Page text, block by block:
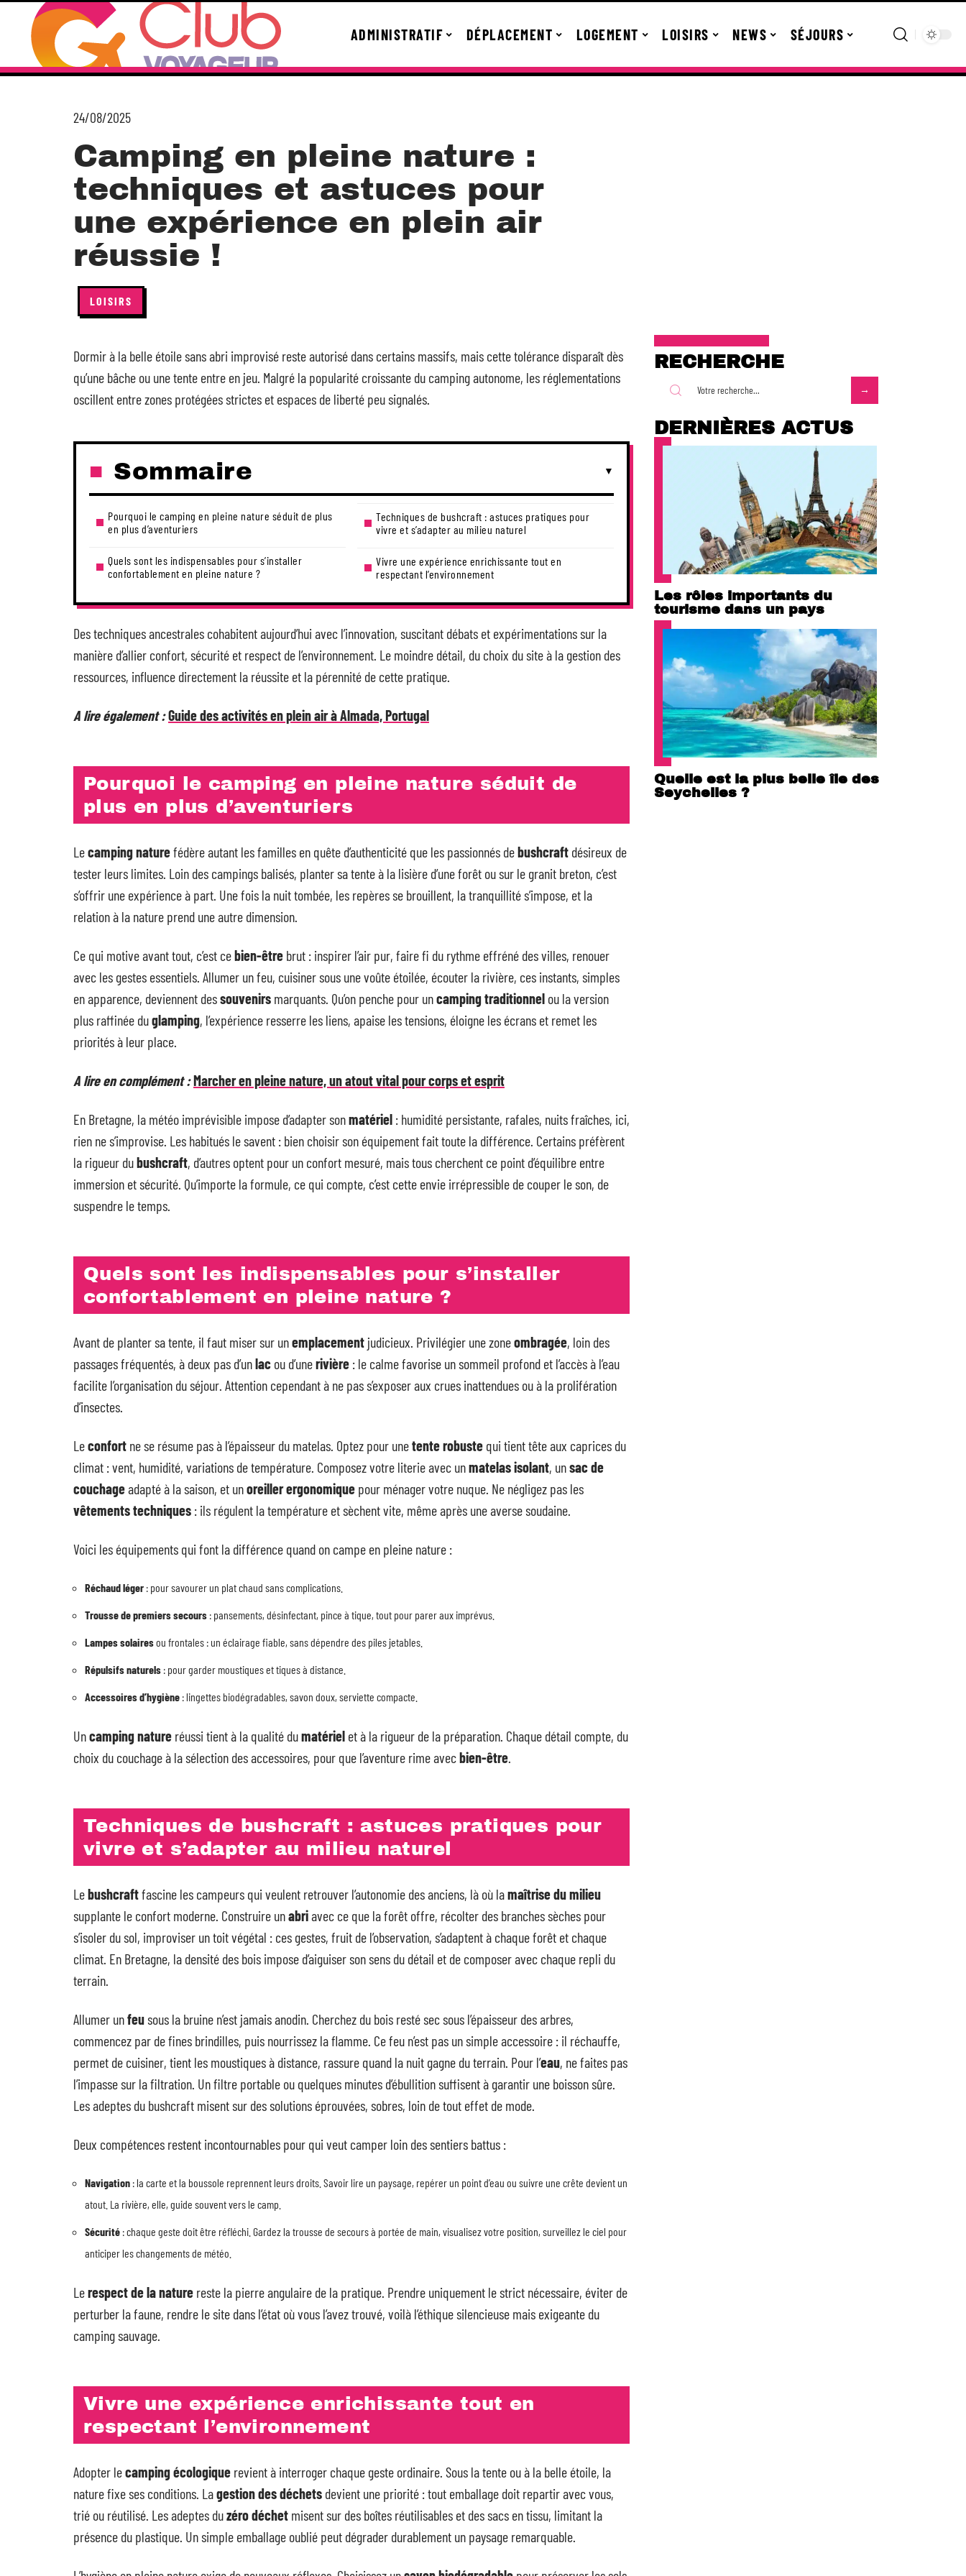
ADMINISTRATIF DÉPLACEMENT LOGEMENT LOISIRS NEWS SÉJOURS
24/08/2025
Camping en pleine nature :
techniques et astuces pour
une expérience en plein air
réussie !
LOISIRS
Dormir à la belle étoile sans abri improvisé reste autorisé dans certains massifs, mais cette tolérance disparaît dès
qu’une bâche ou une tente entre en jeu. Malgré la popularité croissante du camping autonome, les réglementations
oscillent entre zones protégées strictes et espaces de liberté peu signalés.
Sommaire
Pourquoi le camping en pleine nature séduit de plus
en plus d’aventuriers
Quels sont les indispensables pour s’installer
confortablement en pleine nature ?
Techniques de bushcraft : astuces pratiques pour
vivre et s’adapter au milieu naturel
Vivre une expérience enrichissante tout en
respectant l’environnement
Des techniques ancestrales cohabitent aujourd’hui avec l’innovation, suscitant débats et expérimentations sur la
manière d’allier confort, sécurité et respect de l’environnement. Le moindre détail, du choix du site à la gestion des
ressources, influence directement la réussite et la pérennité de cette pratique.
A lire également :Guide des activités en plein air à Almada, Portugal
Pourquoi le camping en pleine nature séduit de
plus en plus d’aventuriers
Lecamping naturefédère autant les familles en quête d’authenticité que les passionnés debushcraft désireux de
tester leurs limites. Loin des campings balisés, planter sa tente à la lisière d’une forêt ou sur le granit breton, c’est
s’offrir une expérience à part. Une fois la nuit tombée, les repères se brouillent, la tranquillité s’impose, et la
relation à la nature prend une autre dimension.
Ce qui motive avant tout, c’est cebien-être brut : inspirer l’air pur, faire fi du rythme effréné des villes, renouer
avec les gestes essentiels. Allumer un feu, cuisiner sous une voûte étoilée, écouter la rivière, ces instants, simples
en apparence, deviennent dessouvenirs marquants. Qu’on penche pour uncamping traditionnel ou la version
plus raffinée duglamping, l’expérience resserre les liens, apaise les tensions, éloigne les écrans et remet les
priorités à leur place.
A lire en complément :Marcher en pleine nature, un atout vital pour corps et esprit
En Bretagne, la météo imprévisible impose d’adapter sonmatériel : humidité persistante, rafales, nuits fraîches, ici,
rien ne s’improvise. Les habitués le savent : bien choisir son équipement fait toute la différence. Certains préfèrent
la rigueur dubushcraft, d’autres optent pour un confort mesuré, mais tous cherchent ce point d’équilibre entre
immersion et sécurité. Qu’importe la formule, ce qui compte, c’est cette envie irrépressible de couper le son, de
suspendre le temps.
Quels sont les indispensables pour s’installer
confortablement en pleine nature ?
Avant de planter sa tente, il faut miser sur unemplacement judicieux. Privilégier une zoneombragée, loin des
passages fréquentés, à deux pas d’unlac ou d’unerivière : le calme favorise un sommeil profond et l’accès à l’eau
facilite l’organisation du séjour. Attention cependant à ne pas s’exposer aux crues inattendues ou à la prolifération
d’insectes.
Leconfort ne se résume pas à l’épaisseur du matelas. Optez pour unetente robuste qui tient tête aux caprices du
climat : vent, humidité, variations de température. Composez votre literie avec unmatelas isolant, unsac de
couchageadapté à la saison, et unoreiller ergonomique pour ménager votre nuque. Ne négligez pas les
vêtements techniques : ils régulent la température et sèchent vite, même après une averse soudaine.
Voici les équipements qui font la différence quand on campe en pleine nature :
Réchaud léger : pour savourer un plat chaud sans complications.
Trousse de premiers secours : pansements, désinfectant, pince à tique, tout pour parer aux imprévus.
Lampes solairesou frontales : un éclairage fiable, sans dépendre des piles jetables.
Répulsifs naturels : pour garder moustiques et tiques à distance.
Accessoires d’hygiène : lingettes biodégradables, savon doux, serviette compacte.
Uncamping nature réussi tient à la qualité dumatériel et à la rigueur de la préparation. Chaque détail compte, du
choix du couchage à la sélection des accessoires, pour que l’aventure rime avecbien-être.
Techniques de bushcraft : astuces pratiques pour
vivre et s’adapter au milieu naturel
Lebushcraftfascine les campeurs qui veulent retrouver l’autonomie des anciens, là où lamaîtrise du milieu
supplante le confort moderne. Construire unabriavec ce que la forêt offre, récolter des branches sèches pour
s’isoler du sol, improviser un toit végétal : ces gestes, fruit de l’observation, s’adaptent à chaque forêt et chaque
climat. En Bretagne, la densité des bois impose d’aiguiser son sens du détail et de composer avec chaque repli du
terrain.
Allumer unfeusous la bruine n’est jamais anodin. Cherchez du bois resté sec sous l’épaisseur des arbres,
commencez par de fines brindilles, puis nourrissez la flamme. Ce feu n’est pas un simple accessoire : il réchauffe,
permet de cuisiner, tient les moustiques à distance, rassure quand la nuit gagne du terrain. Pour l’eau, ne faites pas
l’impasse sur la filtration. Un filtre portable ou quelques minutes d’ébullition suffisent à garantir une boisson sûre.
Les adeptes du bushcraft misent sur des solutions éprouvées, sobres, loin de tout effet de mode.
Deux compétences restent incontournables pour qui veut camper loin des sentiers battus :
Navigation : la carte et la boussole reprennent leurs droits. Savoir lire un paysage, repérer un point d’eau ou suivre une crête devient un
atout. La rivière, elle, guide souvent vers le camp.
Sécurité : chaque geste doit être réfléchi. Gardez la trousse de secours à portée de main, visualisez votre position, surveillez le ciel pour
anticiper les changements de météo.
Lerespect de la nature reste la pierre angulaire de la pratique. Prendre uniquement le strict nécessaire, éviter de
perturber la faune, rendre le site dans l’état où vous l’avez trouvé, voilà l’éthique silencieuse mais exigeante du
camping sauvage.
Vivre une expérience enrichissante tout en
respectant l’environnement
Adopter lecamping écologique revient à interroger chaque geste ordinaire. Sous la tente ou à la belle étoile, la
nature fixe ses conditions. Lagestion des déchets devient une priorité : tout emballage doit repartir avec vous,
trié ou réutilisé. Les adeptes duzéro déchet misent sur des boîtes réutilisables et des sacs en tissu, limitant la
présence du plastique. Un simple emballage oublié peut dégrader durablement un paysage remarquable.
RECHERCHE
DERNIÈRES ACTUS
Les rôles importants du
tourisme dans un pays
Quelle est la plus belle île des
Seychelles ?